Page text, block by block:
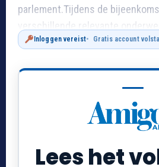
parlement.Tijdens de
verschillende relevante
Inloggen vereist Gratis account
Lees het